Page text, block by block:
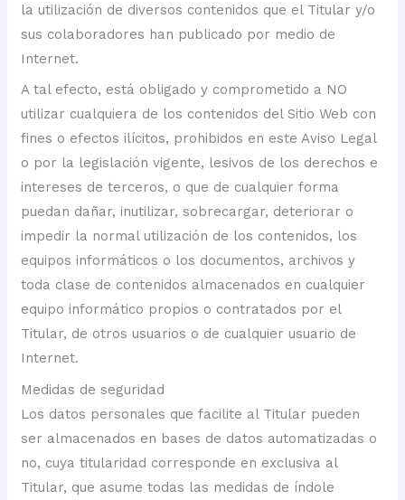
la utilización de diversos contenidos que el Titular y/o
sus colaboradores han publicado por medio de
Internet.
A tal efecto, está obligado y comprometido a NO
utilizar cualquiera de los contenidos del Sitio Web con
fines o efectos ilícitos, prohibidos en este Aviso Legal
o por la legislación vigente, lesivos de los derechos e
intereses de terceros, o que de cualquier forma
puedan dañar, inutilizar, sobrecargar, deteriorar o
impedir la normal utilización de los contenidos, los
equipos informáticos o los documentos, archivos y
toda clase de contenidos almacenados en cualquier
equipo informático propios o contratados por el
Titular, de otros usuarios o de cualquier usuario de
Internet.
Medidas de seguridad
Los datos personales que facilite al Titular pueden
ser almacenados en bases de datos automatizadas o
no, cuya titularidad corresponde en exclusiva al
Titular, que asume todas las medidas de índole